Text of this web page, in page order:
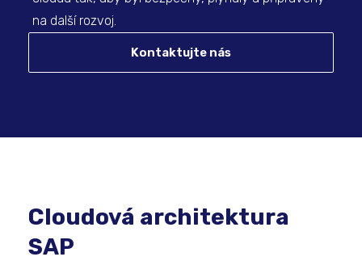
na další rozvoj.
Kontaktujte nás
Cloudová architektura
SAP